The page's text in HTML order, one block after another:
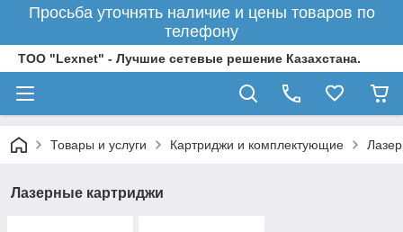
Просьба уточнять наличие и цены товаров по
телефону
ТОО "Lexnet" - Лучшие сетевые решение Казахстана.
Товары и услуги Картриджи и комплектующие
Лазерные картриджи